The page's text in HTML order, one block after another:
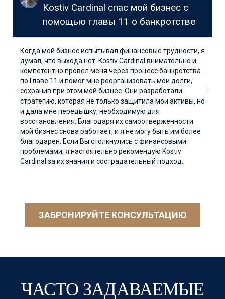
Kostiv Cardinal спас мой бизнес с
помощью главы 11 о банкротстве
Когда мой бизнес испытывал финансовые трудности, я
думал, что выхода нет. Kostiv Cardinal внимательно и
компетентно провел меня через процесс банкротства
по Главе 11 и помог мне реорганизовать мои долги,
сохранив при этом мой бизнес. Они разработали
стратегию, которая не только защитила мои активы, но
и дала мне передышку, необходимую для
восстановления. Благодаря их самоотверженности
мой бизнес снова работает, и я не могу быть им более
благодарен. Если Вы столкнулись с финансовыми
проблемами, я настоятельно рекомендую Kostiv
Cardinal за их знания и сострадательный подход.
ЗАБРОНИРУЙТЕ КОНСУЛЬТАЦИЮ
ЧАСТО ЗАДАВАЕМЫЕ